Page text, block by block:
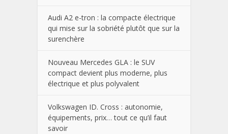
Audi A2 e-tron : la compacte électrique
qui mise sur la sobriété plutôt que sur la
surenchère
Nouveau Mercedes GLA : le SUV
compact devient plus moderne, plus
électrique et plus polyvalent
Volkswagen ID. Cross : autonomie,
équipements, prix… tout ce qu’il faut
savoir